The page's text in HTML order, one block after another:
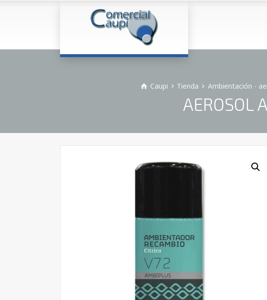
Caupi Tienda Ambientación -
AEROSOL